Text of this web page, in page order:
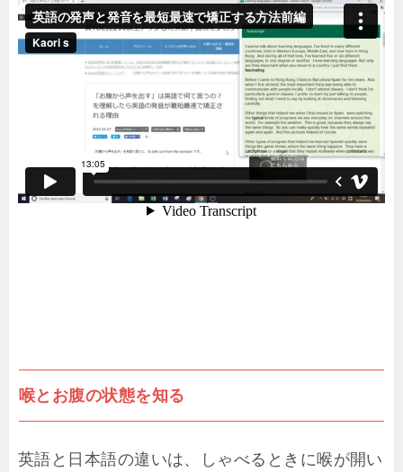
喉とお腹の状態を知る
英語と日本語の違いは、しゃべるときに喉が開い